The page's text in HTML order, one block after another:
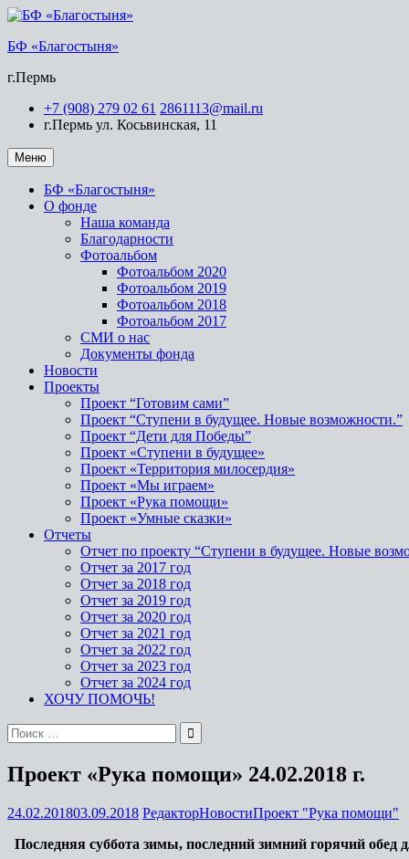
БФ «Благостыня»
г.Пермь
+7 (908) 279 02 61 2861113@mail.ru
г.Пермь ул. Косьвинская, 11
Меню
БФ «Благостыня»
О фонде
Наша команда
Благодарности
Фотоальбом
Фотоальбом 2020
Фотоальбом 2019
Фотоальбом 2018
Фотоальбом 2017
СМИ о нас
Документы фонда
Новости
Проекты
Проект “Готовим сами”
Проект “Ступени в будущее. Новые возможности.”
Проект “Дети для Победы”
Проект «Ступени в будущее»
Проект «Территория милосердия»
Проект «Мы играем»
Проект «Рука помощи»
Проект «Умные сказки»
Отчеты
Отчет по проекту “Ступени в будущее. Новые
Отчет за 2017 год
Отчет за 2018 год
Отчет за 2019 год
Отчет за 2020 год
Отчет за 2021 год
Отчет за 2022 год
Отчет за 2023 год
Отчет за 2024 год
ХОЧУ ПОМОЧЬ!
Проект «Рука помощи» 24.02.2018 г.
24.02.201803.09.2018 РедакторНовостиПроект "Рука помощи"
Последняя суббота зимы, последний зимний горячий